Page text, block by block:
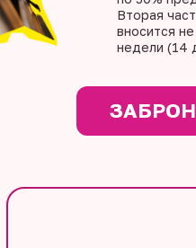
Вторая
вносится
недели (14